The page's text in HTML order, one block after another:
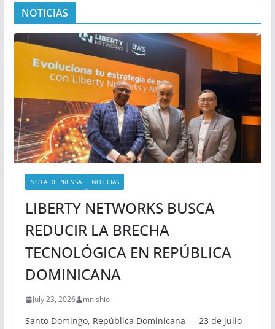
NOTICIAS
NOTA DE PRENSA NOTICIAS
LIBERTY NETWORKS BUSCA
REDUCIR LA BRECHA
TECNOLÓGICA EN REPÚBLICA
DOMINICANA
July 23, 2026 mnishio
Santo Domingo, República Dominicana — 23 de julio